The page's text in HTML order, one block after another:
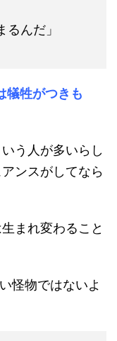
るんだ」
犠牲がつきも
う人が多いらし
ンスがしてなら
まれ変わること
怪物ではないよ